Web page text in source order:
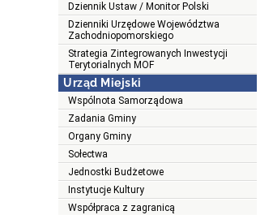
Dziennik Ustaw / Monitor Polski
Dzienniki Urzędowe Województwa
Zachodniopomorskiego
Strategia Zintegrowanych Inwestycji
Terytorialnych MOF
Urząd Miejski
Wspólnota Samorządowa
Zadania Gminy
Organy Gminy
Sołectwa
Jednostki Budżetowe
Instytucje Kultury
Współpraca z zagranicą